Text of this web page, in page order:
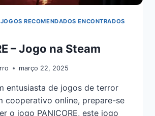
JOGOS RECOMENDADOS ENCONTRADOS
– Jogo na Steam
março 22, 2025
entusiasta de jogos de terror
cooperativo online, prepare-se
o jogo PANICORE, este jogo